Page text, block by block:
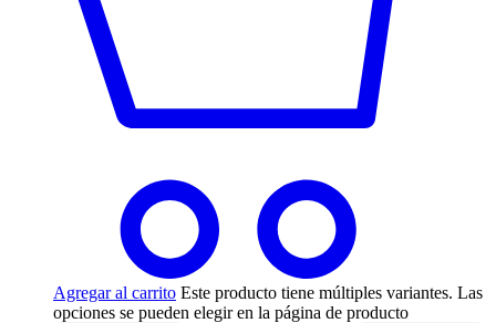
Agregar al carrito Este producto tiene múltiples variantes. Las
opciones se pueden elegir en la página de producto